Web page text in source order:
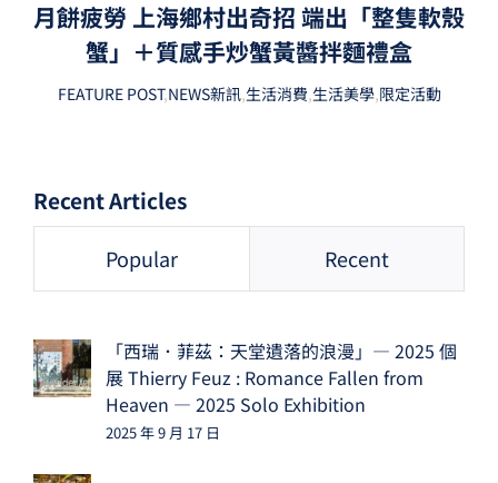
月餅疲勞 上海鄉村出奇招 端出「整隻軟殼
蟹」＋質感手炒蟹黃醬拌麵禮盒
FEATURE POST,NEWS新訊,生活消費,生活美學,限定活動
Recent Articles
Popular Recent
「西瑞．菲茲：天堂遺落的浪漫」— 2025 個
展 Thierry Feuz : Romance Fallen from
Heaven — 2025 Solo Exhibition
2025 年 9 月 17 日